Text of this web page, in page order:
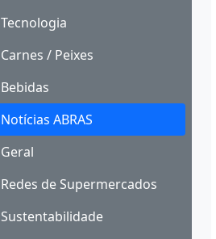
Tecnologia
Carnes / Peixes
Bebidas
Notícias ABRAS
Geral
Redes de Supermercados
Sustentabilidade